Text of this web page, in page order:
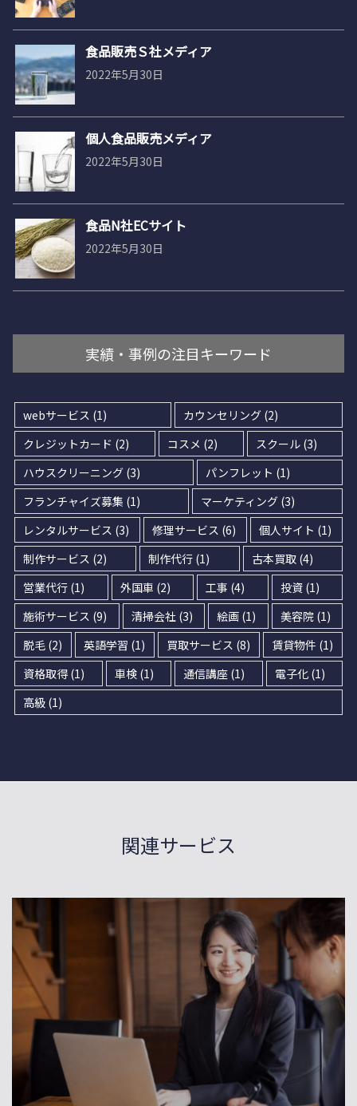
食品販売Ｓ社メディア
2022年5月30日
個人食品販売メディア
2022年5月30日
食品N社ECサイト
2022年5月30日
実績・事例の注目キーワード
webサービス (1) カウンセリング (2)
クレジットカード (2) コスメ (2) スクール(3)
ハウスクリーニング (3) パンフレット (1)
フランチャイズ募集 (1) マーケティング(3)
レンタルサービス (3) 修理サービス (6) 個人サイト (1)
制作サービス (2) 制作代行 (1) 古本買取(4)
営業代行 (1) 外国車 (2) 工事 (4) 投資(1)
施術サービス (9) 清掃会社(3) 絵画 (1) 美容院(1)
脱毛 (2) 英語学習 (1) 買取サービス (8) 賃貸物件 (1)
資格取得 (1) 車検(1) 通信講座 (1) 電子化(1)
高級 (1)
関連サービス